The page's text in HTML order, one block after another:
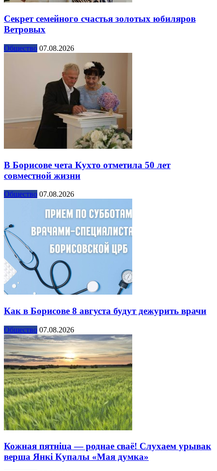
Секрет семейного счастья золотых юбиляров
Ветровых
Общество 07.08.2026
В Борисове чета Кухто отметила 50 лет
совместной жизни
Общество 07.08.2026
Как в Борисове 8 августа будут дежурить врачи
Общество 07.08.2026
Кожная пятніца — роднае сваё! Слухаем урывак
верша Янкі Купалы «Мая думка»